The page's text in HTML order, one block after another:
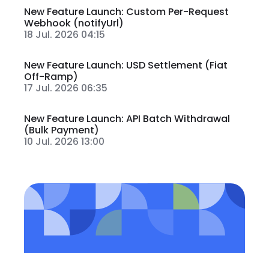
New Feature Launch: Custom Per-Request
Webhook (notifyUrl)
18 Jul. 2026 04:15
New Feature Launch: USD Settlement (Fiat
Off-Ramp)
17 Jul. 2026 06:35
New Feature Launch: API Batch Withdrawal
(Bulk Payment)
10 Jul. 2026 13:00